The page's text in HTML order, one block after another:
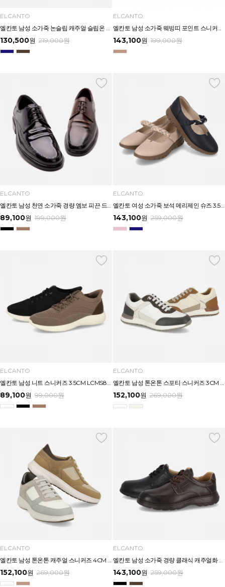
ELCANTO
130,500원 219,000원
ELCANTO
143,100원 199,000원
ELCANTO
89,100원 199,000원
ELCANTO
엘칸토 여성 소가죽 보석 메리제인 슈즈 3.5CM LCWC40U613
143,100원 259,000원
ELCANTO
89,100원 99,000원
ELCANTO
152,100원 269,000원
ELCANTO
152,100원 269,000원
ELCANTO
143,100원 259,000원